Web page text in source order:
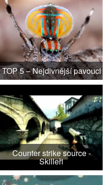
TOP 5 – Nejdivnější pavouci
Counter strike source -
Skilleři